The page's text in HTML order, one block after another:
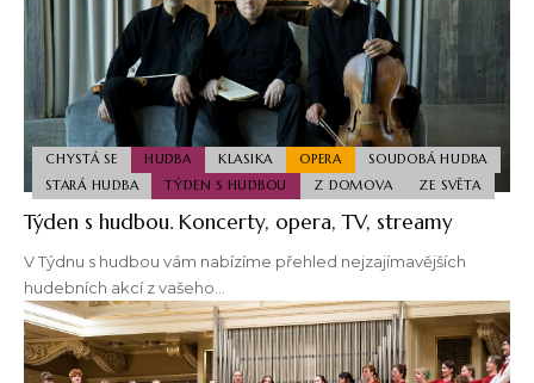
CHYSTÁ SE HUDBA KLASIKA OPERA
SOUDOBÁ HUDBA
STARÁ HUDBA
TÝDEN S HUDBOU Z DOMOVA ZE SVĚTA
Týden s hudbou. Koncerty, opera, TV, streamy
V Týdnu s hudbou vám nabízíme přehled nejzajímavějších
hudebních akcí z vašeho…